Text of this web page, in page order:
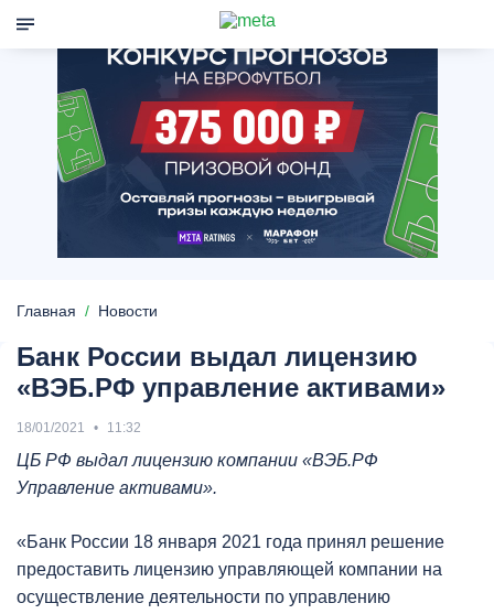
Главная Новости
Банк России выдал лицензию
«ВЭБ.РФ управление активами»
18/01/2021 11:32
ЦБ РФ выдал лицензию компании «ВЭБ.РФ
Управление активами».
«Банк России 18 января 2021 года принял решение
предоставить лицензию управляющей компании на
осуществление деятельности по управлению